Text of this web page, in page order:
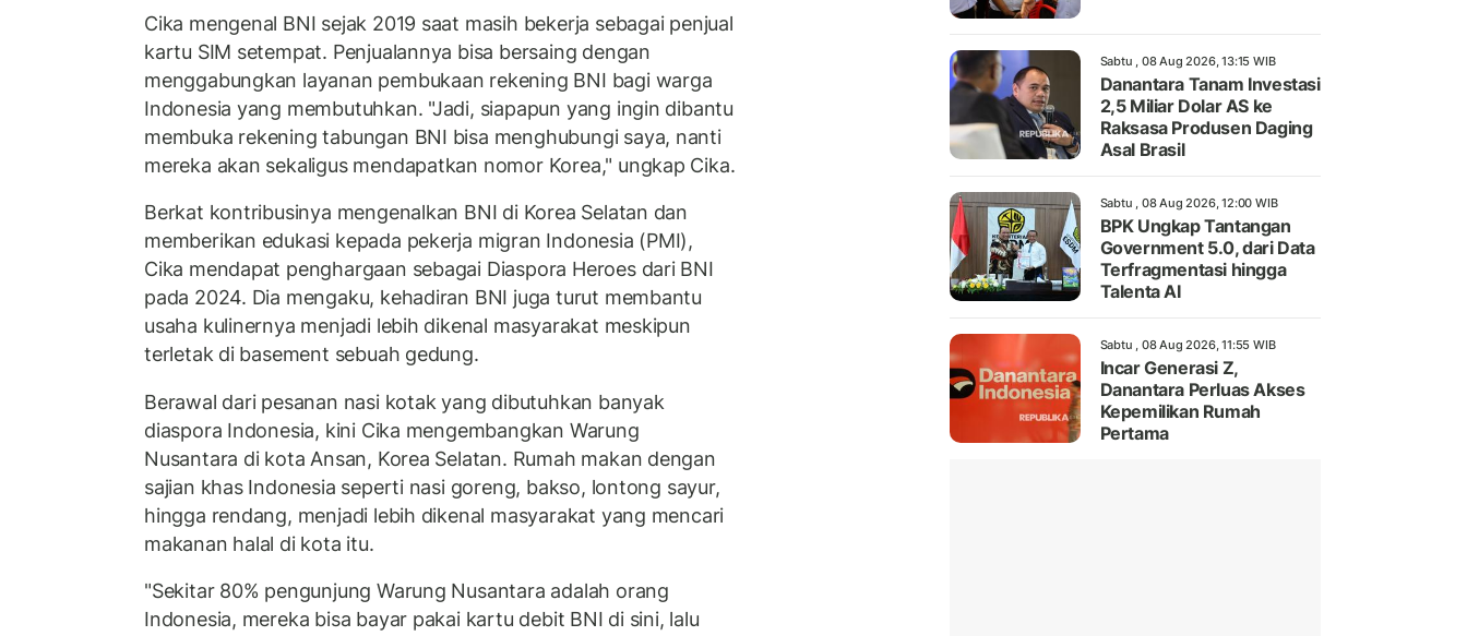
Cika mengenal BNI sejak 2019 saat masih bekerja sebagai penjual
kartu SIM setempat. Penjualannya bisa bersaing dengan
menggabungkan layanan pembukaan rekening BNI bagi warga
Indonesia yang membutuhkan. "Jadi, siapapun yang ingin dibantu
membuka rekening tabungan BNI bisa menghubungi saya, nanti
mereka akan sekaligus mendapatkan nomor Korea," ungkap Cika.
Berkat kontribusinya mengenalkan BNI di Korea Selatan dan
memberikan edukasi kepada pekerja migran Indonesia (PMI),
Cika mendapat penghargaan sebagai Diaspora Heroes dari BNI
pada 2024. Dia mengaku, kehadiran BNI juga turut membantu
usaha kulinernya menjadi lebih dikenal masyarakat meskipun
terletak di basement sebuah gedung.
Berawal dari pesanan nasi kotak yang dibutuhkan banyak
diaspora Indonesia, kini Cika mengembangkan Warung
Nusantara di kota Ansan, Korea Selatan. Rumah makan dengan
sajian khas Indonesia seperti nasi goreng, bakso, lontong sayur,
hingga rendang, menjadi lebih dikenal masyarakat yang mencari
makanan halal di kota itu.
"Sekitar 80% pengunjung Warung Nusantara adalah orang
Indonesia, mereka bisa bayar pakai kartu debit BNI di sini, lalu
Sabtu , 08 Aug 2026, 13:15 WIB
Danantara Tanam Investasi
2,5 Miliar Dolar AS ke
Raksasa Produsen Daging
Asal Brasil
Sabtu , 08 Aug 2026, 12:00 WIB
BPK Ungkap Tantangan
Government 5.0, dari Data
Terfragmentasi hingga
Talenta AI
Sabtu , 08 Aug 2026, 11:55 WIB
Incar Generasi Z,
Danantara Perluas Akses
Kepemilikan Rumah
Pertama